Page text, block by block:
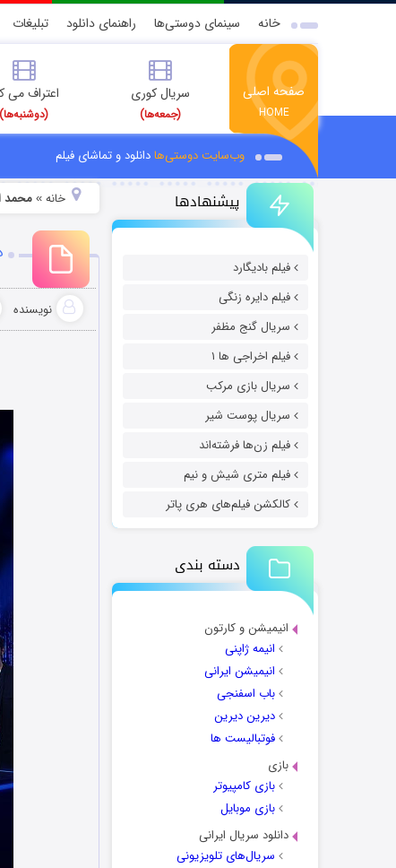
خانه سینمای دوستی‌ها راهنمای دانلود تبلیغات
صفحه اصلی
HOME
سریال کوری
(جمعه‌ها)
اعتراف می
(دوشنبه‌ها)
وب‌سایت دوستی‌هادانلود و تماشای فیلم
پیشنهادها
فیلم بادیگارد
فیلم دایره زنگی
سریال گنج مظفر
فیلم اخراجی ها ۱
سریال بازی مرکب
سریال پوست شیر
فیلم زن‌ها فرشته‌اند
فیلم متری شیش و نیم
کالکشن فیلم‌های هری پاتر
دسته بندی
انیمیشن و کارتون
انیمه ژاپنی
انیمیشن ایرانی
باب اسفنجی
دیرین دیرین
فوتبالیست ها
بازی
بازی کامپیوتر
بازی موبایل
دانلود سریال ایرانی
سریال‌های تلویزیونی
خانه» محمد
نویسنده